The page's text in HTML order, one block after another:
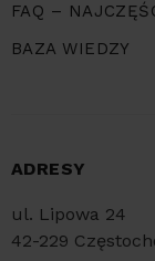
FAQ –
BAZA WIEDZY
ADRESY
ul. Lipowa 24
42-229